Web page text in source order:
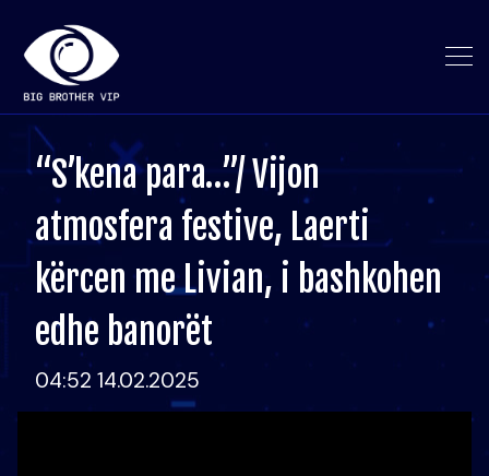
“S’kena para…”/ Vijon
atmosfera festive, Laerti
kërcen me Livian, i bashkohen
edhe banorët
04:52 14.02.2025